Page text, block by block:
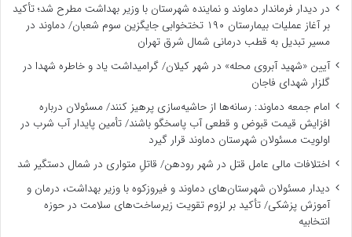
در دیدار فرماندار دماوند و نماینده شهرستان با وزیر بهداشت مطرح شد؛ تأکید
بر آغاز عملیات بیمارستان ۱۹۰ تختخوابی جایگزین سوم شعبان/ دماوند در
مسیر تبدیل به قطب درمانی شمال شرق تهران
آیین «شهید آبروی محله» در شهر کیلان/ گرامیداشت یاد و خاطره شهدا در
گلزار شهدای فاجان
امام جمعه دماوند: رسانه‌ها از حاشیه‌سازی پرهیز کنند/ مسئولان درباره
افزایش قیمت قبوض و قطعی آب پاسخگو باشند/ تأمین پایدار آب شرب در
اولویت مسئولان شهرستان دماوند قرار گیرد
اختلافات مالی عامل قتل در شهر رودهن/ قاتلِ متواری در شمال دستگیر شد
دیدار مسئولان شهرستان‌های دماوند و فیروزکوه با وزیر بهداشت، درمان و
آموزش پزشکی/ تأکید بر لزوم تقویت زیرساخت‌های سلامت در حوزه
انتخابیه